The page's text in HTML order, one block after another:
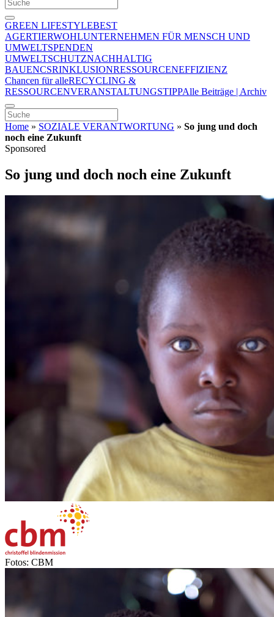
GREEN LIFESTYLEBEST
AGERTIERWOHLUNTERNEHMEN FÜR MENSCH UND
UMWELTSPENDEN
UMWELTSCHUTZNACHHALTIG
BAUENCSRINKLUSIONRESSOURCENEFFIZIENZ
Chancen für alleRECYCLING &
RESSOURCENVERANSTALTUNGSTIPPAlle Beiträge | Archiv
Home » SOZIALE VERANTWORTUNG » So jung und doch
noch eine Zukunft
Sponsored
So jung und doch noch eine Zukunft
Fotos: CBM